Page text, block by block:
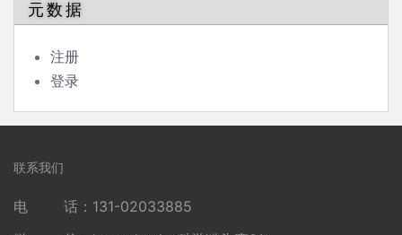
元数据
注册
登录
联系我们
电 话：131-02033885